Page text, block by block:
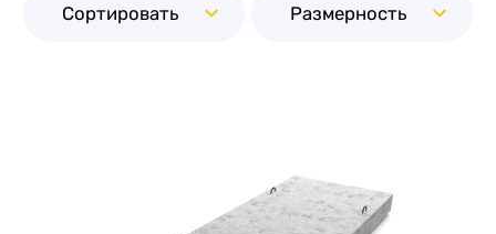
Сортировать Размерность